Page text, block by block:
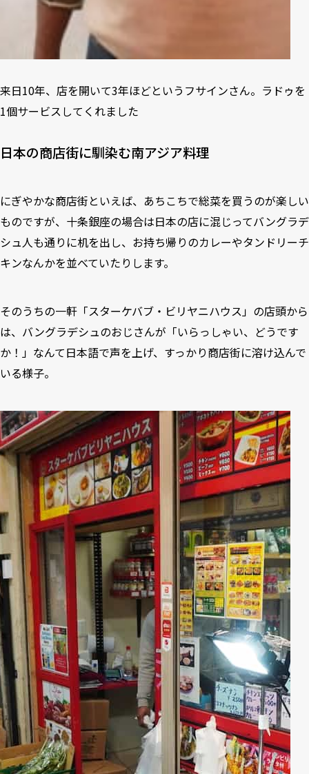
来日10年、店を開いて3年ほどというフサインさん。ラドゥを
1個サービスしてくれました
日本の商店街に馴染む南アジア料理
にぎやかな商店街といえば、あちこちで総菜を買うのが楽しい
ものですが、十条銀座の場合は日本の店に混じってバングラデ
シュ人も通りに机を出し、お持ち帰りのカレーやタンドリーチ
キンなんかを並べていたりします。
そのうちの一軒「スターケバブ・ビリヤニハウス」の店頭から
は、バングラデシュのおじさんが「いらっしゃい、どうです
か！」なんて日本語で声を上げ、すっかり商店街に溶け込んで
いる様子。